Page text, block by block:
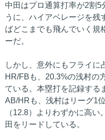
中田はプロ通算打率が2割5
うに、ハイアベレージを残
ばどこまでも飛んでいく規
ーだ。
しかし、意外にもフライに
HR/FBも、20.3%の浅村の
ている。本塁打を記録する
AB/HRも、浅村はリーグ1
（12.8）よりわずかに高
田をリードしている。